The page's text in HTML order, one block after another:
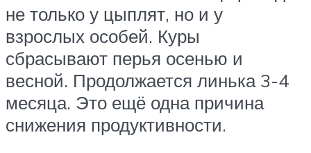
не только у цыплят, но и у
взрослых особей. Куры
сбрасывают перья осенью и
весной. Продолжается линька 3-4
месяца. Это ещё одна причина
снижения продуктивности.